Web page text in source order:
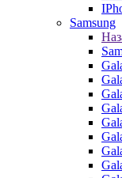
Samsung